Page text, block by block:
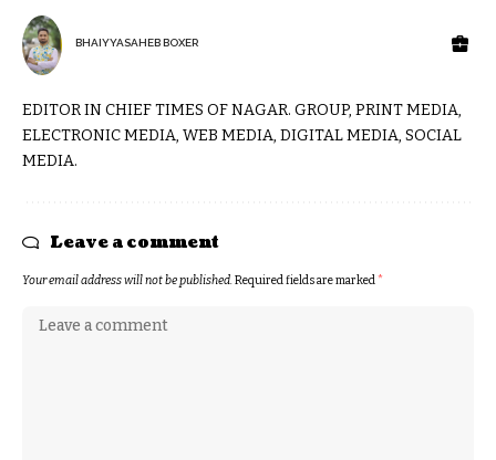
BHAIYYASAHEB BOXER
EDITOR IN CHIEF TIMES OF NAGAR. GROUP, PRINT MEDIA,
ELECTRONIC MEDIA, WEB MEDIA, DIGITAL MEDIA, SOCIAL
MEDIA.
Leave a comment
Your email address will not be published.Required fields are marked*